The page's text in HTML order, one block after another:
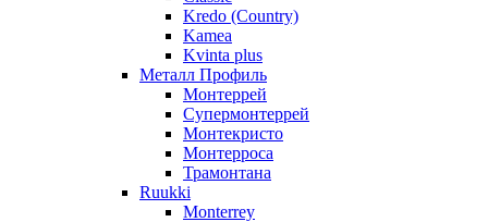
Kredo (Country)
Kamea
Kvinta plus
Металл Профиль
Монтеррей
Супермонтеррей
Монтекристо
Монтерроса
Трамонтана
Ruukki
Monterrey